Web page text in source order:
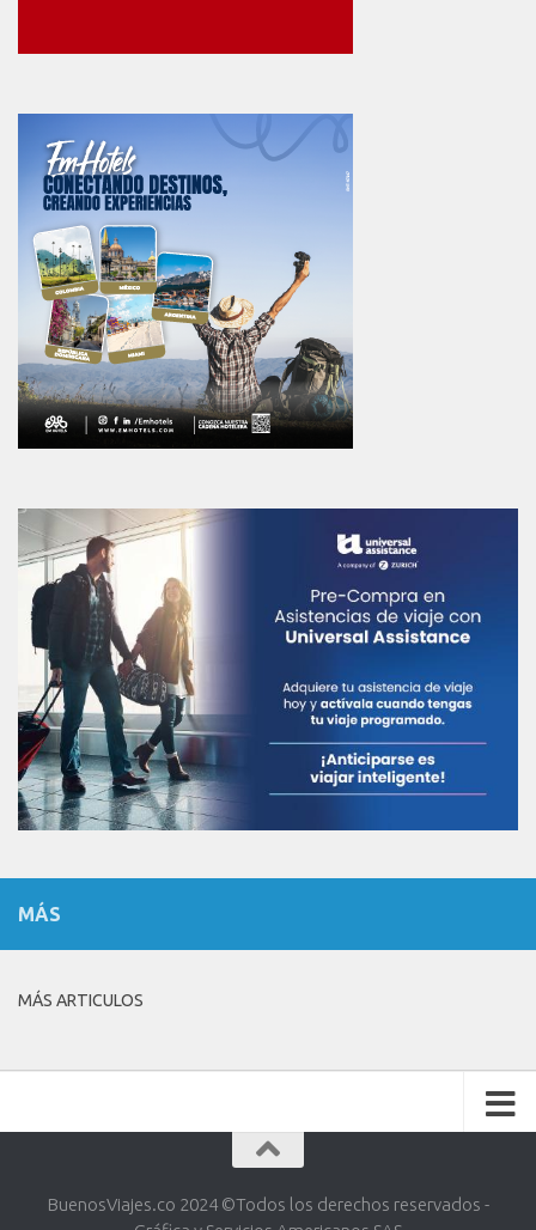
MÁS
MÁS ARTICULOS
BuenosViajes.co 2024 ©️Todos los derechos reservados -